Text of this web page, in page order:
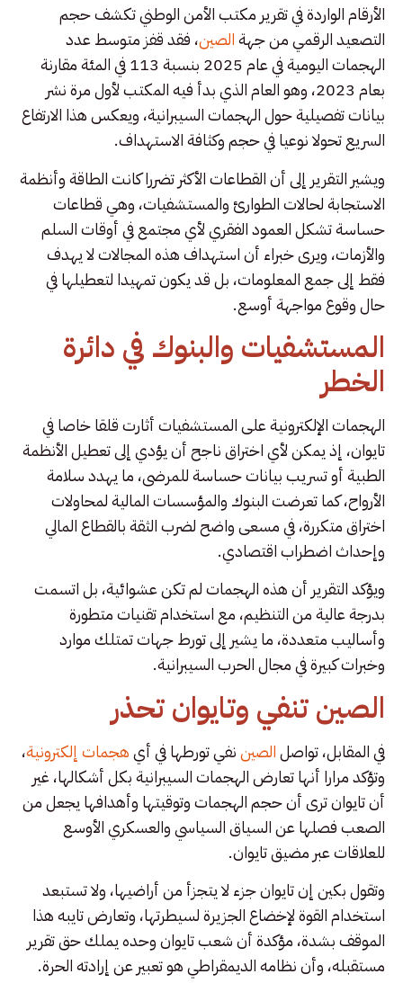
الأرقام الواردة في تقرير مكتب الأمن الوطني تكشف حجم
التصعيد الرقمي من جهةالصين، فقد قفز متوسط عدد
الهجمات اليومية في عام 2025 بنسبة 113 في المئة مقارنة
بعام 2023، وهو العام الذي بدأ فيه المكتب لأول مرة نشر
بيانات تفصيلية حول الهجمات السيبرانية، ويعكس هذا الارتفاع
السريع تحولا نوعيا في حجم وكثافة الاستهداف.
ويشير التقرير إلى أن القطاعات الأكثر تضررا كانت الطاقة وأنظمة
الاستجابة لحالات الطوارئ والمستشفيات، وهي قطاعات
حساسة تشكل العمود الفقري لأي مجتمع في أوقات السلم
والأزمات، ويرى خبراء أن استهداف هذه المجالات لا يهدف
فقط إلى جمع المعلومات، بل قد يكون تمهيدا لتعطيلها في
حال وقوع مواجهة أوسع.
المستشفيات والبنوك في دائرة
الخطر
الهجمات الإلكترونية على المستشفيات أثارت قلقا خاصا في
تايوان، إذ يمكن لأي اختراق ناجح أن يؤدي إلى تعطيل الأنظمة
الطبية أو تسريب بيانات حساسة للمرضى، ما يهدد سلامة
الأرواح، كما تعرضت البنوك والمؤسسات المالية لمحاولات
اختراق متكررة، في مسعى واضح لضرب الثقة بالقطاع المالي
وإحداث اضطراب اقتصادي.
ويؤكد التقرير أن هذه الهجمات لم تكن عشوائية، بل اتسمت
بدرجة عالية من التنظيم، مع استخدام تقنيات متطورة
وأساليب متعددة، ما يشير إلى تورط جهات تمتلك موارد
وخبرات كبيرة في مجال الحرب السيبرانية.
الصين تنفي وتايوان تحذر
في المقابل، تواصلالصيننفي تورطها في أيهجمات إلكترونية،
وتؤكد مرارا أنها تعارض الهجمات السيبرانية بكل أشكالها، غير
أن تايوان ترى أن حجم الهجمات وتوقيتها وأهدافها يجعل من
الصعب فصلها عن السياق السياسي والعسكري الأوسع
للعلاقات عبر مضيق تايوان.
وتقول بكين إن تايوان جزء لا يتجزأ من أراضيها، ولا تستبعد
استخدام القوة لإخضاع الجزيرة لسيطرتها، وتعارض تايبه هذا
الموقف بشدة، مؤكدة أن شعب تايوان وحده يملك حق تقرير
مستقبله، وأن نظامه الديمقراطي هو تعبير عن إرادته الحرة.